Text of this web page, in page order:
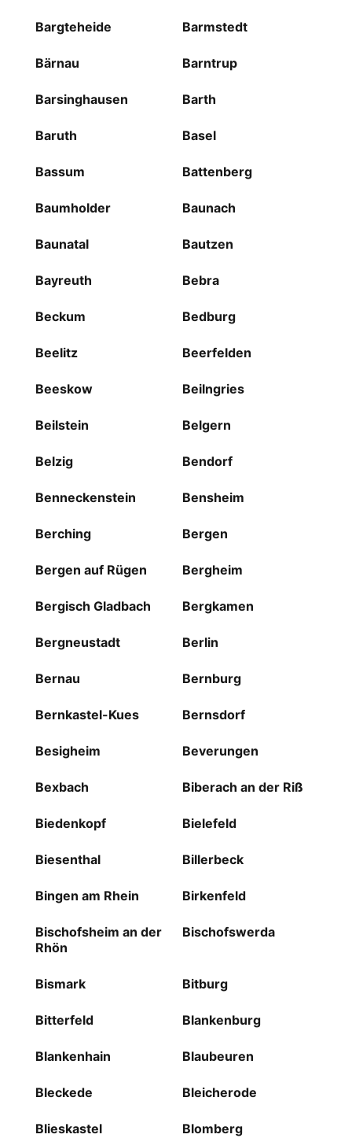
Bargteheide Barmstedt
Bärnau Barntrup
Barsinghausen Barth
Baruth Basel
Bassum Battenberg
Baumholder Baunach
Baunatal Bautzen
Bayreuth Bebra
Beckum Bedburg
Beelitz Beerfelden
Beeskow Beilngries
Beilstein Belgern
Belzig Bendorf
Benneckenstein Bensheim
Berching Bergen
Bergen auf Rügen Bergheim
Bergisch Gladbach Bergkamen
Bergneustadt Berlin
Bernau Bernburg
Bernkastel-Kues Bernsdorf
Besigheim Beverungen
Bexbach Biberach an der Riß
Biedenkopf Bielefeld
Biesenthal Billerbeck
Bingen am Rhein Birkenfeld
Bischofsheim an der
Rhön
Bischofswerda
Bismark Bitburg
Bitterfeld Blankenburg
Blankenhain Blaubeuren
Bleckede Bleicherode
Blieskastel Blomberg